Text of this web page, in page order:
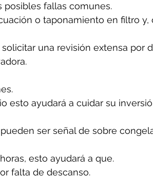
posibles fallas comunes.
o taponamiento en filtro y,
una revisión extensa por
esto ayudará a cuidar su
ser señal de sobre
esto ayudará a que.
falta de descanso.